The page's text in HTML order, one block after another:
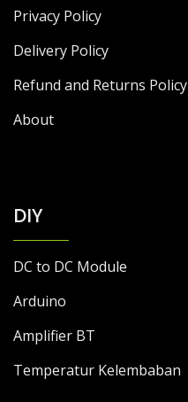
Privacy Policy
Delivery Policy
Refund and Returns Policy
About
DIY
DC to DC Module
Arduino
Amplifier BT
Temperatur Kelembaban